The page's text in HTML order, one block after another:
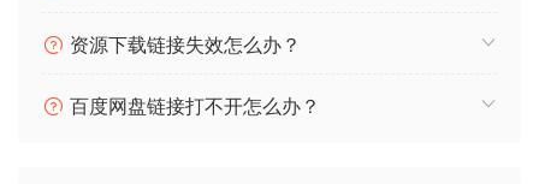
coreFX VolumeFormer
音量来创建。可以自由调整包络的形状（即减小和增加）以及
资源下载链接失效怎么办？
百度网盘链接打不开怎么办？